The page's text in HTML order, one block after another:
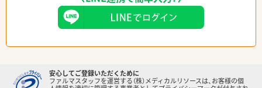
安心してご登録いただくために
ファルマスタッフを運営する（株）メディカルリソースは、お客様の個